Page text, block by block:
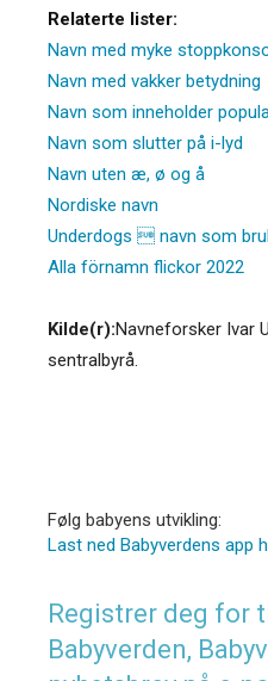
Relaterte lister:
Navn med myke
Navn med vakker betydning
Navn som inneholder
Navn som slutter på i-lyd
Navn uten æ, ø og å
Nordiske navn
Underdogs  navn som
Alla förnamn flickor 2022
Kilde(r):Navneforsker Ivar
sentralbyrå.
Følg babyens utvikling:
Last ned Babyverdens app
Registrer deg for
Babyverden,